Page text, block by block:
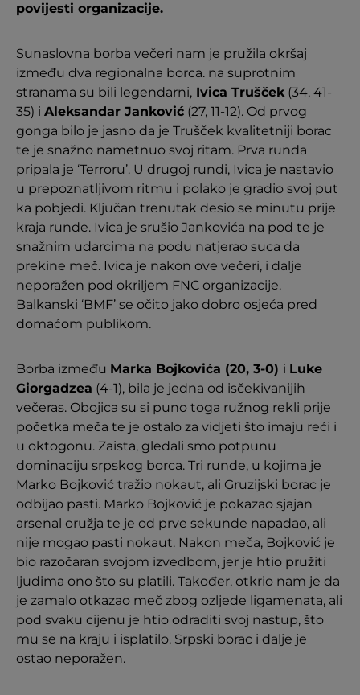
povijesti organizacije.
Sunaslovna borba večeri nam je pružila okršaj
između dva regionalna borca. na suprotnim
stranama su bili legendarni, Ivica Trušček(34, 41-
35) i Aleksandar Janković (27, 11-12). Od prvog
gonga bilo je jasno da je Trušček kvalitetniji borac
te je snažno nametnuo svoj ritam. Prva runda
pripala je ‘Terroru’. U drugoj rundi, Ivica je nastavio
u prepoznatljivom ritmu i polako je gradio svoj put
ka pobjedi. Ključan trenutak desio se minutu prije
kraja runde. Ivica je srušio Jankovića na pod te je
snažnim udarcima na podu natjerao suca da
prekine meč. Ivica je nakon ove večeri, i dalje
neporažen pod okriljem FNC organizacije.
Balkanski ‘BMF’ se očito jako dobro osjeća pred
domaćom publikom.
Borba između Marka Bojkovića (20, 3-0) i Luke
Giorgadzea (4-1), bila je jedna od isčekivanijih
večeras. Obojica su si puno toga ružnog rekli prije
početka meča te je ostalo za vidjeti što imaju reći i
u oktogonu. Zaista, gledali smo potpunu
dominaciju srpskog borca. Tri runde, u kojima je
Marko Bojković tražio nokaut, ali Gruzijski borac je
odbijao pasti. Marko Bojković je pokazao sjajan
arsenal oružja te je od prve sekunde napadao, ali
nije mogao pasti nokaut. Nakon meča, Bojković je
bio razočaran svojom izvedbom, jer je htio pružiti
ljudima ono što su platili. Također, otkrio nam je da
je zamalo otkazao meč zbog ozljede ligamenata, ali
pod svaku cijenu je htio odraditi svoj nastup, što
mu se na kraju i isplatilo. Srpski borac i dalje je
ostao neporažen.